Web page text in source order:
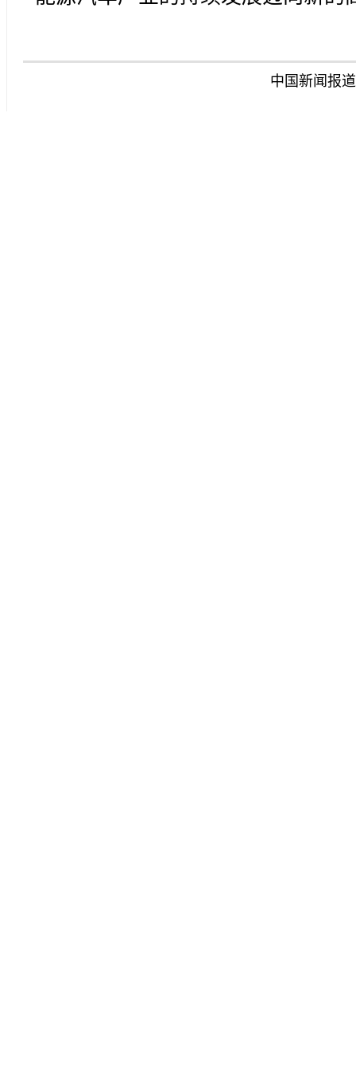
中国新闻报